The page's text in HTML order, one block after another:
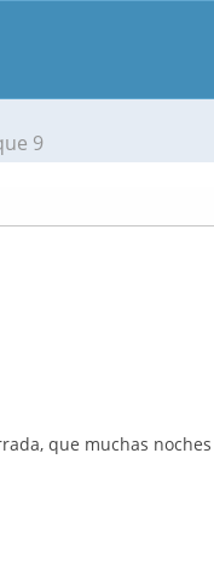
9
que muchas noches